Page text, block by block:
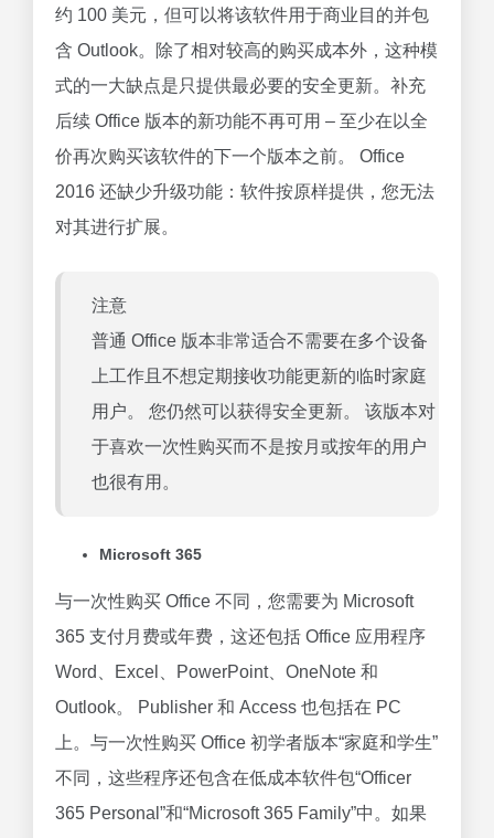
约 100 美元，但可以将该软件用于商业目的并包
含 Outlook。除了相对较高的购买成本外，这种模
式的一大缺点是只提供最必要的安全更新。补充
后续 Office 版本的新功能不再可用 – 至少在以全
价再次购买该软件的下一个版本之前。 Office
2016 还缺少升级功能：软件按原样提供，您无法
对其进行扩展。
注意
普通 Office 版本非常适合不需要在多个设备
上工作且不想定期接收功能更新的临时家庭
用户。 您仍然可以获得安全更新。 该版本对
于喜欢一次性购买而不是按月或按年的用户
也很有用。
Microsoft 365
与一次性购买 Office 不同，您需要为 Microsoft
365 支付月费或年费，这还包括 Office 应用程序
Word、Excel、PowerPoint、OneNote 和
Outlook。 Publisher 和 Access 也包括在 PC
上。与一次性购买 Office 初学者版本“家庭和学生”
不同，这些程序还包含在低成本软件包“Officer
365 Personal”和“Microsoft 365 Family”中。如果